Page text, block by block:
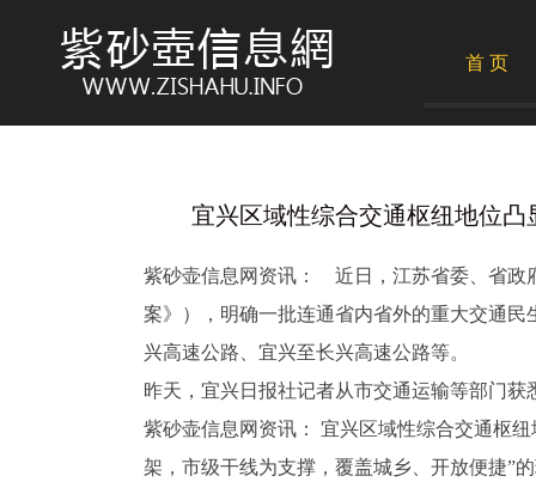
首 页
宜兴区域性综合交通枢纽地位凸
紫砂壶信息网资讯： 近日，江苏省委、省政
案》），明确一批连通省内省外的重大交通
兴高速公路、宜兴至长兴高速公路等。
昨天，宜兴日报社记者从市交通运输等部门
紫砂壶信息网资讯： 宜兴区域性综合交通枢
架，市级干线为支撑，覆盖城乡、开放便捷”